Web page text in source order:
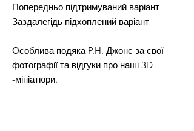
Попередньо підтримуваний варіант
Заздалегідь підхоплений варіант
Особлива подяка P.H. Джонс за свої
фотографії та відгуки про наші 3D
-мініатюри.